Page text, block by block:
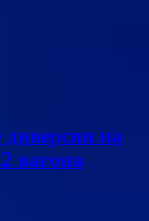
диверсии на
вагона